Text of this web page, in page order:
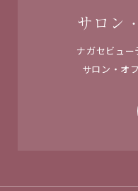
サロン
ナガセビュー
サロン・オ